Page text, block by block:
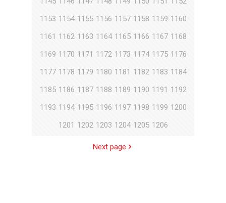
1153 1154 1155 1156 1157 1158 1159 1160
1161 1162 1163 1164 1165 1166 1167 1168
1169 1170 1171 1172 1173 1174 1175 1176
1177 1178 1179 1180 1181 1182 1183 1184
1185 1186 1187 1188 1189 1190 1191 1192
1193 1194 1195 1196 1197 1198 1199 1200
1201 1202 1203 1204 1205 1206
Next page